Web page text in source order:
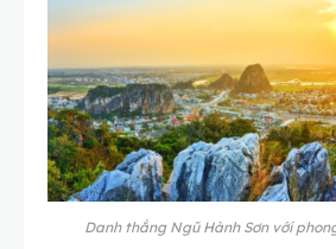
Danh thắng Ngũ Hành Sơn với